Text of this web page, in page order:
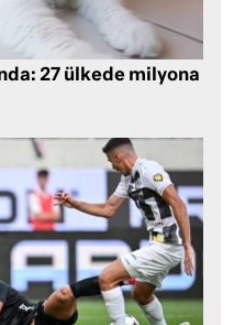
27 ülkede milyona